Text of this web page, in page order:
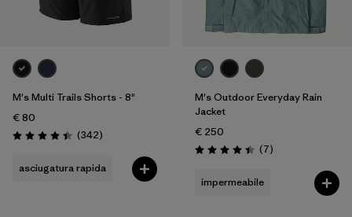
M's Multi Trails Shorts - 8"
€ 80
Valutazione: 4.4 / 5
(342Recensioni
)
asciugatura rapida
M's Outdoor Everyday Rain
Jacket
€ 250
Valutazione: 4.4 / 5
(7Recensioni
)
impermeabile